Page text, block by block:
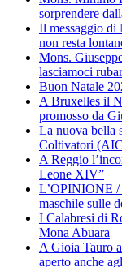
sorprendere
Il messaggio di
non resta
Mons.
lasciamoci
Buon Natale
A Bruxelles il
promosso da
La nuova bella
Coltivatori
A Reggio
Leone XIV”
L’OPINIONE /
maschile sulle
I Calabresi di
Mona Abuara
A Gioia Tauro
aperto anche